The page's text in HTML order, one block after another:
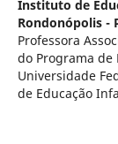
Instituto de
Rondonópolis -
Professora
do Programa de
Universidade
de Educação